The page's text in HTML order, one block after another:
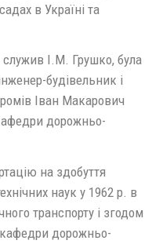
в Україні та
служив І.М. Грушко, була
будівельник і
Іван Макарович
дорожньо-
на здобуття
наук у 1962 р. в
транспорту і згодом
дорожньо-